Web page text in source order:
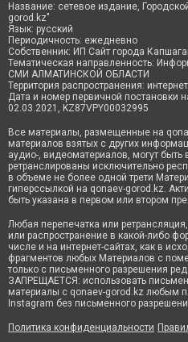
Название: сетевое издание,
gorod.kz"
Язык: русский
Периодичность: ежедневно
Собственник: ИП Сайт города
Тематическая направленность:
СМИ АЛМАТИНСКОЙ ОБЛАСТИ
Территория распространения: интернет
Дата и номер первичной постановки
02.03.2021, KZ87VPY00032995
Все материалы, размещенные на
материалов взятых с других
аудио-, видеоматериалов, могут
ретранслированы исключительно
в объеме не более одной трети
гиперссылкой на qonaev-gorod.kz.
быть указана в первом или втором
Любая перепечатка или
или распространение в какой-либо
числе и на интернет-сайтах, как в
фрагментов любых Материалов с
только с письменного разрешения
ЗАПРЕЩАЕТСЯ: использовать
материалы с qonaev-gorod.kz любым
Instagram без письменного
Политика конфиденциальности